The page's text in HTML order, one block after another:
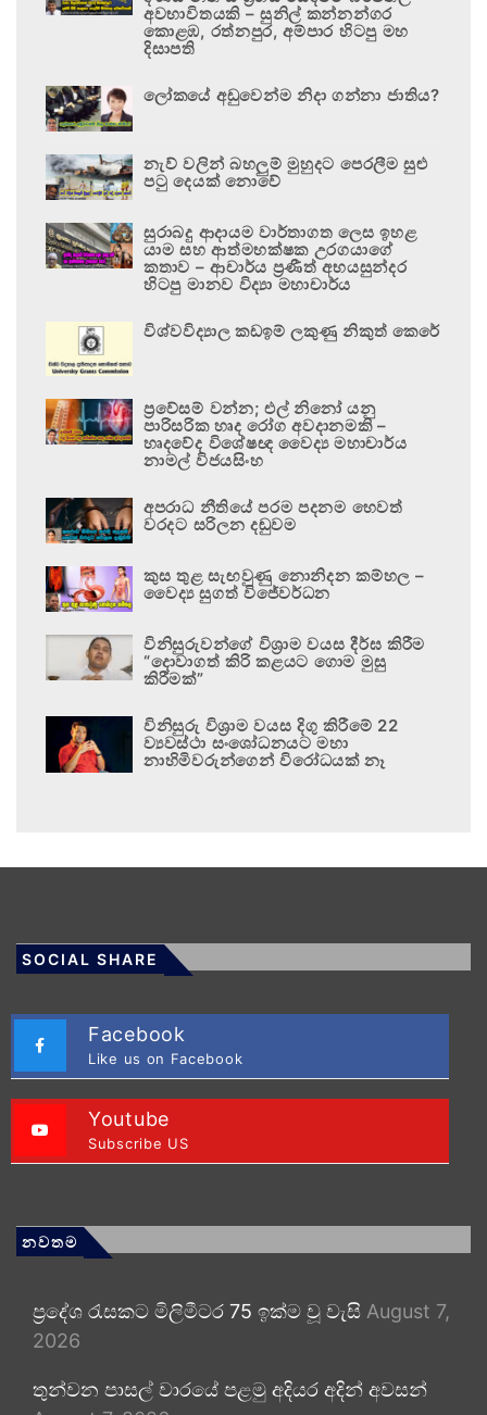
අවභාවිතයකි – සුනිල් කන්නන්ගර
කොළඹ, රත්නපුර, අම්පාර හිටපු මහ
දිසාපති
ලෝකයේ අඩුවෙන්ම නිදා ගන්නා ජාතිය?
නැව් වලින් බහලුම් මුහුදට පෙරලීම සුළු
පටු දෙයක් නොවේ
සුරාබදු ආදායම වාර්තාගත ලෙස ඉහළ
යාම සහ ආත්මභක්ෂක උරගයාගේ
කතාව – ආචාර්ය ප්‍රණීත් අභයසුන්දර
හිටපු මානව විද්‍යා මහාචාර්ය
විශ්වවිද්‍යාල කඩඉම් ලකුණු නිකුත් කෙරේ
ප්‍රවේසම් වන්න; එල් නිනෝ යනු
පාරිසරික හෘද රෝග අවදානමකි –
හෘදවේද විශේෂඥ වෛද්‍ය මහාචාර්ය
නාමල් විජයසිංහ
අපරාධ නීතියේ පරම පදනම හෙවත්
වරදට සරිලන දඬුවම
කුස තුළ සැඟවුණු නොනිදන කම්හල –
වෛද්‍ය සුගත් විජේවර්ධන
විනිසුරුවන්ගේ විශ්‍රාම වයස දීර්ඝ කිරීම
“දොවාගත් කිරි කළයට ගොම මුසු
කිරීමක්”
විනිසුරු විශ්‍රාම වයස දිගු කිරීමේ 22
ව්‍යවස්ථා සංශෝධනයට මහා
නාහිමිවරුන්ගෙන් විරෝධයක් නෑ
SOCIAL SHARE
Facebook
Like us on Facebook
Youtube
Subscribe US
නවතම
ප්‍රදේශ රැසකට මිලිමීටර 75 ඉක්ම වූ වැසි August 7,
2026
තුන්වන පාසල් වාරයේ පළමු අදියර අදින් අවසන්